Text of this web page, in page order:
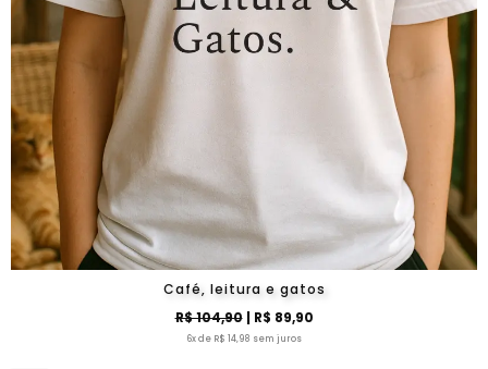
Café, leitura e gatos
R$ 104,90| R$ 89,90
6x de R$ 14,98 sem juros